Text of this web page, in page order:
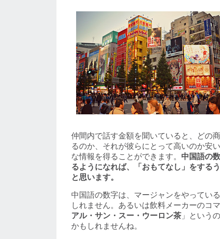
仲間内で話す金額を聞いていると、どの
るのか、それが彼らにとって高いのか安
な情報を得ることができます。 中国語の
るようになれば、「おもてなし」をする
と思います。
中国語の数字は、マージャンをやってい
しれません。あるいは飲料メーカーのコ
アル・サン・スー・ウーロン茶 」という
かもしれませんね。